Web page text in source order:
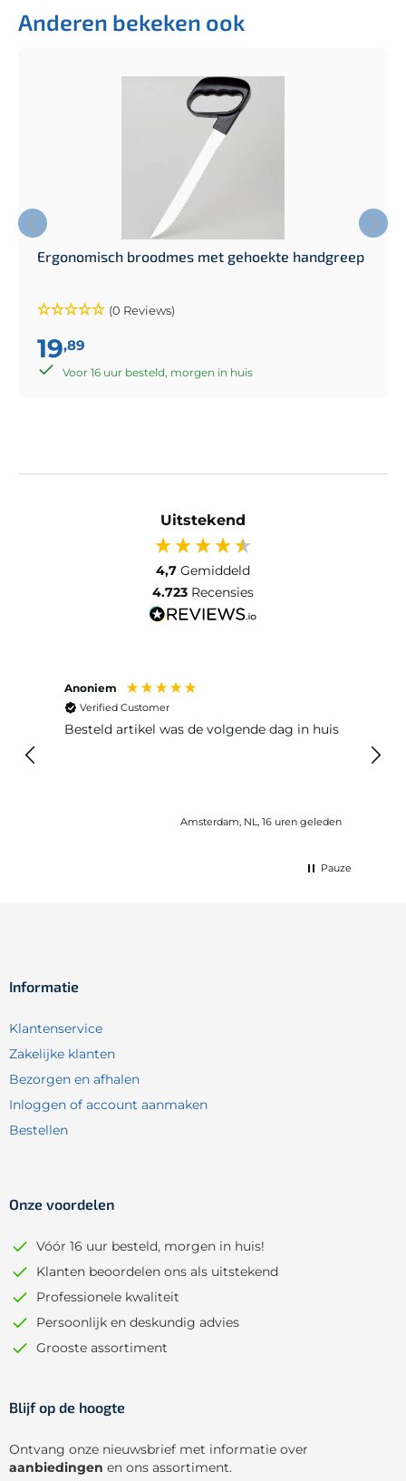
Anderen bekeken ook
Ergonomisch broodmes met gehoekte handgreep
(0 Reviews)
19,89
Voor 16 uur besteld, morgen in huis
Uitstekend
4,7 Gemiddeld
4.723 Recensies
Anoniem
Verified Customer
Besteld artikel was de volgende dag in huis
Amsterdam, NL, 16 uren geleden
Pauze
Informatie
Klantenservice
Zakelijke klanten
Bezorgen en afhalen
Inloggen of account aanmaken
Bestellen
Onze voordelen
Vóór 16 uur besteld, morgen in huis!
Klanten beoordelen ons als uitstekend
Professionele kwaliteit
Persoonlijk en deskundig advies
Grooste assortiment
Blijf op de hoogte
Ontvang onze nieuwsbrief met informatie over
aanbiedingen en ons assortiment.